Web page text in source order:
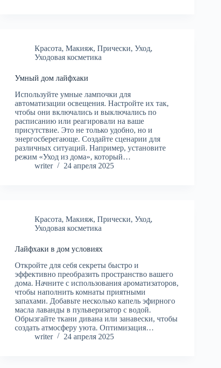
Красота, Макияж, Прически, Уход,
Уходовая косметика
Умный дом лайфхаки
Используйте умные лампочки для
автоматизации освещения. Настройте их так,
чтобы они включались и выключались по
расписанию или реагировали на ваше
присутствие. Это не только удобно, но и
энергосберегающе. Создайте сценарии для
различных ситуаций. Например, установите
режим «Уход из дома», который…
writer
24 апреля 2025
Красота, Макияж, Прически, Уход,
Уходовая косметика
Лайфхаки в дом условиях
Откройте для себя секреты быстро и
эффективно преобразить пространство вашего
дома. Начните с использования ароматизаторов,
чтобы наполнить комнаты приятными
запахами. Добавьте несколько капель эфирного
масла лаванды в пульверизатор с водой.
Обрызгайте ткани дивана или занавески, чтобы
создать атмосферу уюта. Оптимизация…
writer
24 апреля 2025